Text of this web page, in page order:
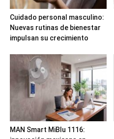
Cuidado personal masculino:
Nuevas rutinas de bienestar
impulsan su crecimiento
MAN Smart MiBlu 1116: